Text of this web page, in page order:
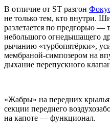
В отличие от ST разгон
не только тем, кто внутри.
разлетается по предгорью —
небольшого огнедышащего
рычанию «турбопятёрки»,
мембраной-симпозером на
дыхание перепускного
«Жабры» на передних
секции переднего
на капоте — функционал.